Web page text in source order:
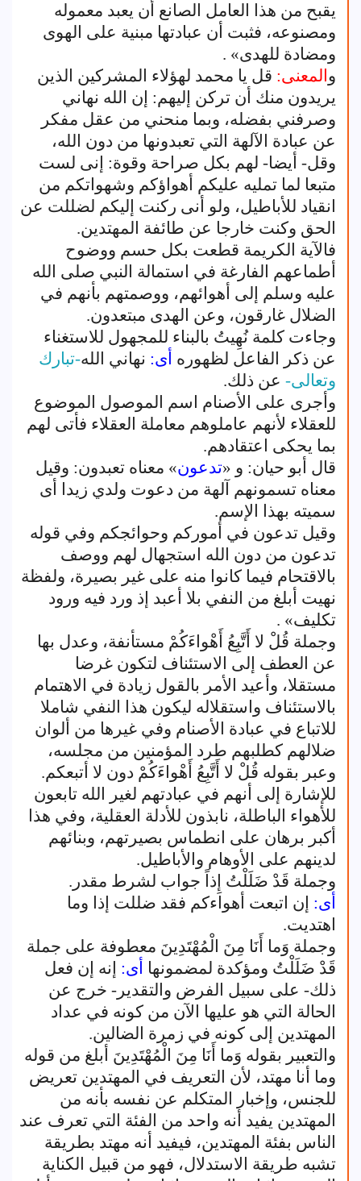
يقبح من هذا العامل الصانع أن يعبد معموله
ومصنوعه، فثبت أن عبادتها مبنية على الهوى
ومضادة للهدى» .
و المعنى: قل يا محمد لهؤلاء المشركين الذين
يريدون منك أن تركن إليهم: إن الله نهاني
وصرفني بفضله، وبما منحني من عقل مفكر
عن عبادة الآلهة التي تعبدونها من دون الله،
وقل- أيضا- لهم بكل صراحة وقوة: إنى لست
متبعا لما تمليه عليكم أهواؤكم وشهواتكم من
انقياد للأباطيل، ولو أنى ركنت إليكم لضللت عن
الحق وكنت خارجا عن طائفة المهتدين.
فالآية الكريمة قطعت بكل حسم ووضوح
أطماعهم الفارغة في استمالة النبي صلى الله
عليه وسلم إلى أهوائهم، ووصمتهم بأنهم في
الضلال غارقون، وعن الهدى مبتعدون.
وجاءت كلمة نُهِيتُ بالبناء للمجهول للاستغناء
عن ذكر الفاعل لظهوره أى: نهاني الله-تبارك
وتعالى- عن ذلك.
وأجرى على الأصنام اسم الموصول الموضوع
للعقلاء لأنهم عاملوهم معاملة العقلاء فأتى لهم
بما يحكى اعتقادهم.
قال أبو حيان: و «تدعون» معناه تعبدون: وقيل
معناه تسمونهم آلهة من دعوت ولدي زيدا أى
سميته بهذا الإسم.
وقيل تدعون في أموركم وحوائجكم وفي قوله
تدعون من دون الله استجهال لهم ووصف
بالاقتحام فيما كانوا منه على غير بصيرة، ولفظة
نهيت أبلغ من النفي بلا أعبد إذ ورد فيه ورود
تكليف» .
وجملة قُلْ لا أَتَّبِعُ أَهْواءَكُمْ مستأنفة، وعدل بها
عن العطف إلى الاستئناف لتكون غرضا
مستقلا، وأعيد الأمر بالقول زيادة في الاهتمام
بالاستئناف واستقلاله ليكون هذا النفي شاملا
للاتباع في عبادة الأصنام وفي غيرها من ألوان
ضلالهم كطلبهم طرد المؤمنين من مجلسه،
وعبر بقوله قُلْ لا أَتَّبِعُ أَهْواءَكُمْ دون لا أتبعكم.
للإشارة إلى أنهم في عبادتهم لغير الله تابعون
للأهواء الباطلة، نابذون للأدلة العقلية، وفي هذا
أكبر برهان على انطماس بصيرتهم، وبنائهم
لدينهم على الأوهام والأباطيل.
وجملة قَدْ ضَلَلْتُ إِذاً جواب لشرط مقدر.
أى: إن اتبعت أهواءكم فقد ضللت إذا وما
اهتديت.
وجملة وَما أَنَا مِنَ الْمُهْتَدِينَ معطوفة على جملة
قَدْ ضَلَلْتُ ومؤكدة لمضمونها أى: إنه إن فعل
ذلك- على سبيل الفرض والتقدير- خرج عن
الحالة التي هو عليها الآن من كونه في عداد
المهتدين إلى كونه في زمرة الضالين.
والتعبير بقوله وَما أَنَا مِنَ الْمُهْتَدِينَ أبلغ من قوله
وما أنا مهتد، لأن التعريف في المهتدين تعريض
للجنس، وإخبار المتكلم عن نفسه بأنه من
المهتدين يفيد أنه واحد من الفئة التي تعرف عند
الناس بفئة المهتدين، فيفيد أنه مهتد بطريقة
تشبه طريقة الاستدلال، فهو من قبيل الكناية